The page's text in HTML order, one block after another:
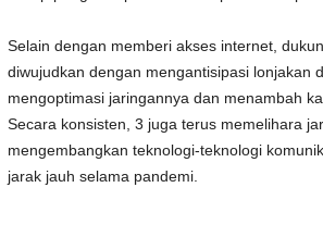
Selain dengan memberi akses internet,
diwujudkan dengan mengantisipasi lonjakan
mengoptimasi jaringannya dan menambah
Secara konsisten, 3 juga terus memelihara
mengembangkan teknologi-teknologi
jarak jauh selama pandemi.